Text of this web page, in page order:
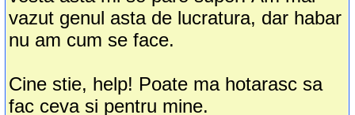
vazut genul asta de lucratura, dar habar
nu am cum se face.
Cine stie, help! Poate ma hotarasc sa
fac ceva si pentru mine.